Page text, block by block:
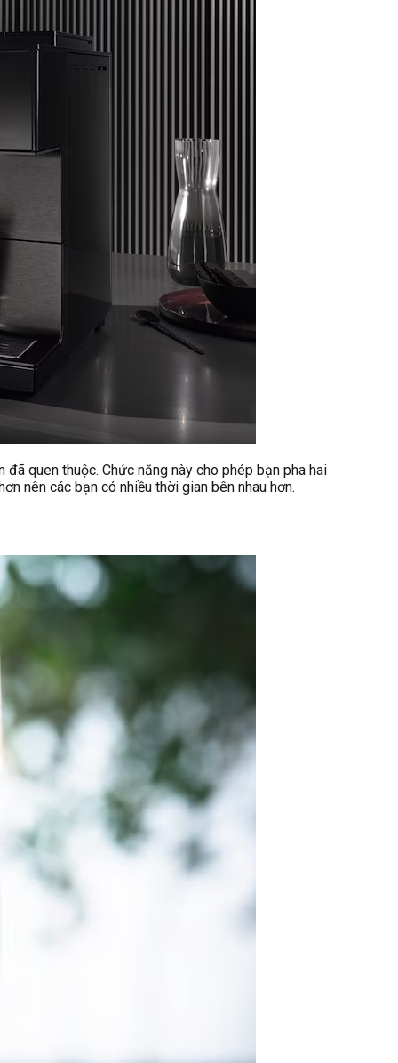
quen thuộc. Chức năng này cho phép bạn pha hai
nên các bạn có nhiều thời gian bên nhau hơn.